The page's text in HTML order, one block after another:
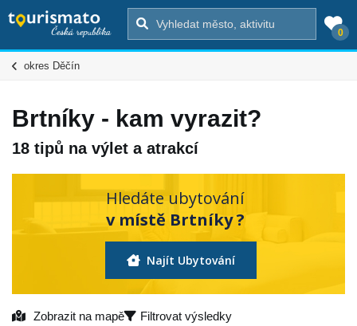
0
okres Děčín
Brtníky - kam vyrazit?
18 tipů na výlet a atrakcí
Hledáte ubytování
v místě Brtníky ?
Najít Ubytování
Zobrazit na mapě Filtrovat výsledky